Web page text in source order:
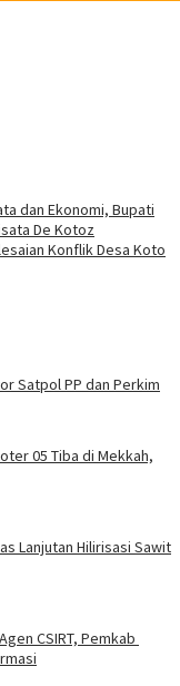
dan Ekonomi, Bupati
De Kotoz
Konflik Desa Koto
Satpol PP dan Perkim
05 Tiba di Mekkah,
Lanjutan Hilirisasi Sawit
CSIRT, Pemkab